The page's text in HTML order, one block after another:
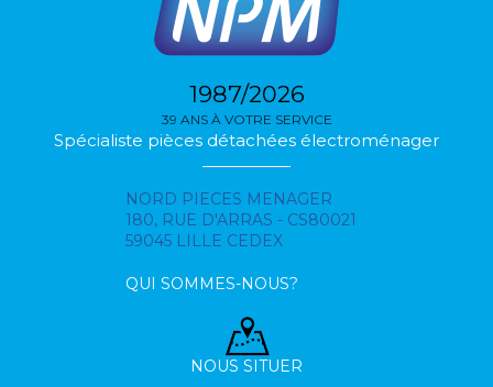
1987/2026
39 ANS À VOTRE SERVICE
Spécialiste pièces détachées électroménager
NORD PIECES MENAGER
180, RUE D'ARRAS - CS80021
59045 LILLE CEDEX
QUI SOMMES-NOUS?
NOUS SITUER